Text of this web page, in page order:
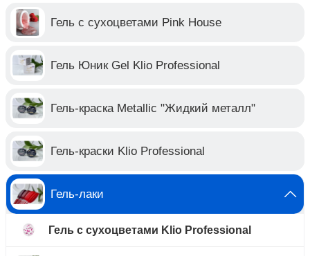
Гель с сухоцветами Pink House
Гель Юник Gel Klio Professional
Гель-краска Metallic "Жидкий металл"
Гель-краски Klio Professional
Гель-лаки
Гель с сухоцветами Klio Professional